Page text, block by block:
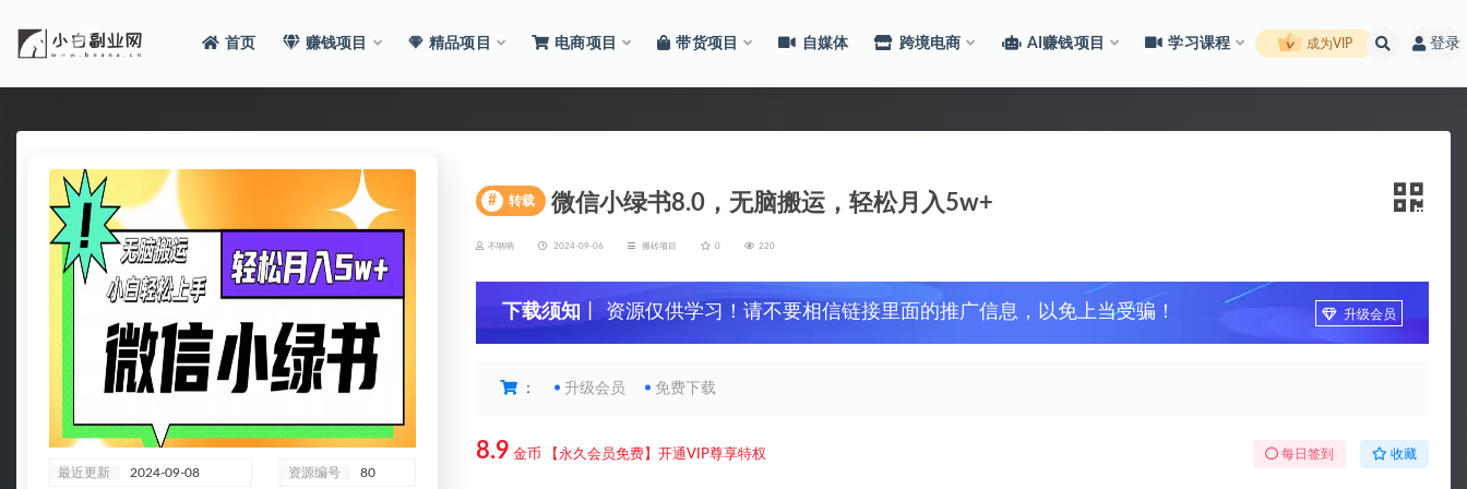
首页 赚钱项目 精品项目 电商项目 带货项目 自媒体 跨境电商 AI赚钱项目 学习课程 成为VIP 登录
最近更新 2024-09-08 资源编号 80
# 转载 微信小绿书8.0，无脑搬运，轻松月入5w+
不呐呐 2024-09-06 搬砖项目 0 220
下载须知 丨 资源仅供学习！请不要相信链接里面的推广信息，以免上当受骗！ 升级会员
： 升级会员 免费下载
8.9 金币 【永久会员免费】开通VIP尊享特权 每日签到 收藏